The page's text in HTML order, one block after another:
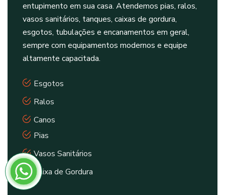
entupimento em sua casa. Atendemos pias, ralos,
vasos sanitários, tanques, caixas de gordura,
esgotos, tubulações e encanamentos em geral,
sempre com equipamentos modernos e equipe
altamente capacitada.
Esgotos
Ralos
Canos
Pias
Vasos Sanitários
Caixa de Gordura